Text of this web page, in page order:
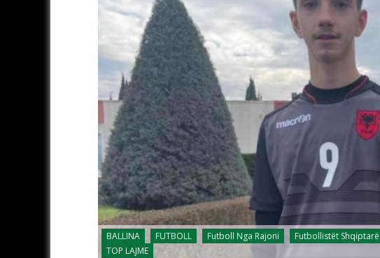
BALLINA FUTBOLL Futboll Nga Rajoni Futbollistët Shqiptarë
TOP LAJME